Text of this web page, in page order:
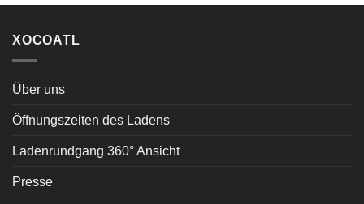
XOCOATL
Über uns
Öffnungszeiten des Ladens
Ladenrundgang 360° Ansicht
Presse